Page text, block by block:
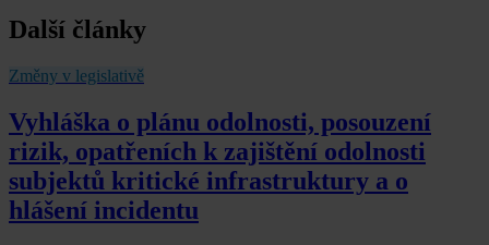
Další články
Změny v legislativě
Vyhláška o plánu odolnosti, posouzení
rizik, opatřeních k zajištění odolnosti
subjektů kritické infrastruktury a o
hlášení incidentu